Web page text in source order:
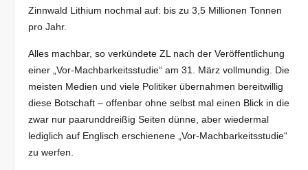
Zinnwald Lithium nochmal auf: bis zu 3,5 Millionen Tonnen
pro Jahr.
Alles machbar, so verkündete ZL nach der Veröffentlichung
einer „Vor-Machbarkeitsstudie“ am 31. März vollmundig. Die
meisten Medien und viele Politiker übernahmen bereitwillig
diese Botschaft – offenbar ohne selbst mal einen Blick in die
zwar nur paarunddreißig Seiten dünne, aber wiedermal
lediglich auf Englisch erschienene „Vor-Machbarkeitsstudie“
zu werfen.